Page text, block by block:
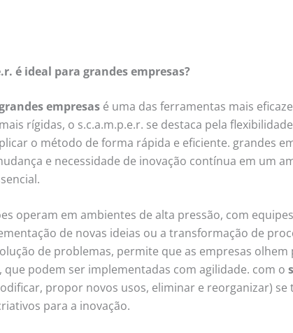
é ideal para grandes empresas?
empresas é uma das ferramentas mais
rígidas, o s.c.a.m.p.e.r. se destaca pela
o método de forma rápida e eficiente. grandes
e necessidade de inovação contínua em um
operam em ambientes de alta pressão, com
de novas ideias ou a transformação de
de problemas, permite que as empresas
que podem ser implementadas com agilidade. com o
propor novos usos, eliminar e reorganizar)
para a inovação.